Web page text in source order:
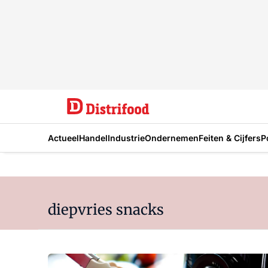
ActueelHandelIndustrieOndernemenFeiten & Cijfers
diepvries snacks